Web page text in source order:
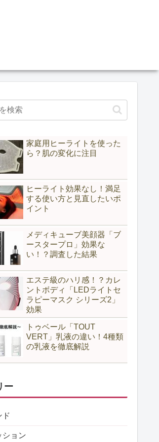
家庭用ヒーライトを使った
ら？肌の変化に注目
ヒーライト効果なし！満足
する使い方と見直したいポ
イント
メディキューブ美顔器「ブ
ースタープロ」効果な
い！？調査した結果
エステ級のハリ感！？カレ
ントボディ「LEDライトセ
ラピーマスク シリーズ2」
効果
トゥベール「TOUT
VERT」乳液の違い！4種類
の乳液を徹底解説
ー
ド
ション